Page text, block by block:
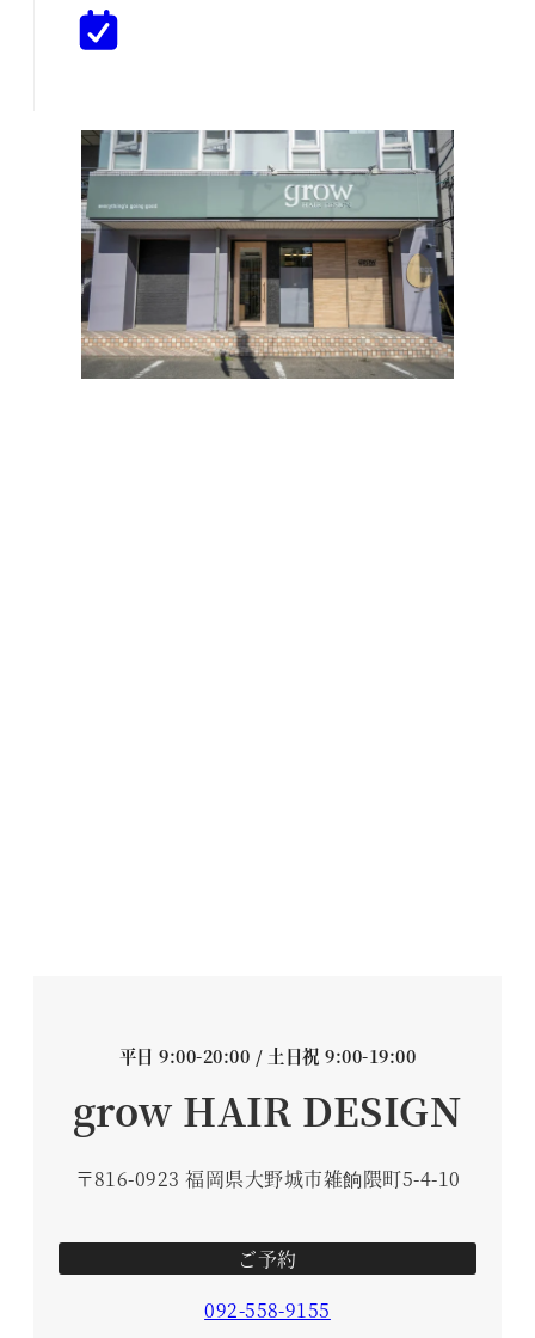
平日 9:00-20:00 / 土日祝 9:00-19:00
grow HAIR DESIGN
〒816-0923 福岡県大野城市雑餉隈町5-4-10
ご予約
092-558-9155